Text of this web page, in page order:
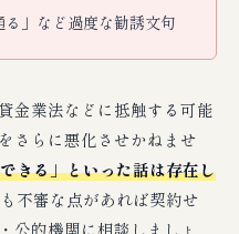
る」など過度な勧誘文句
金業法などに抵触する可能
さらに悪化させかねませ
きる」といった話は存在し
不審な点があれば契約せ
公的機関に相談しましょ